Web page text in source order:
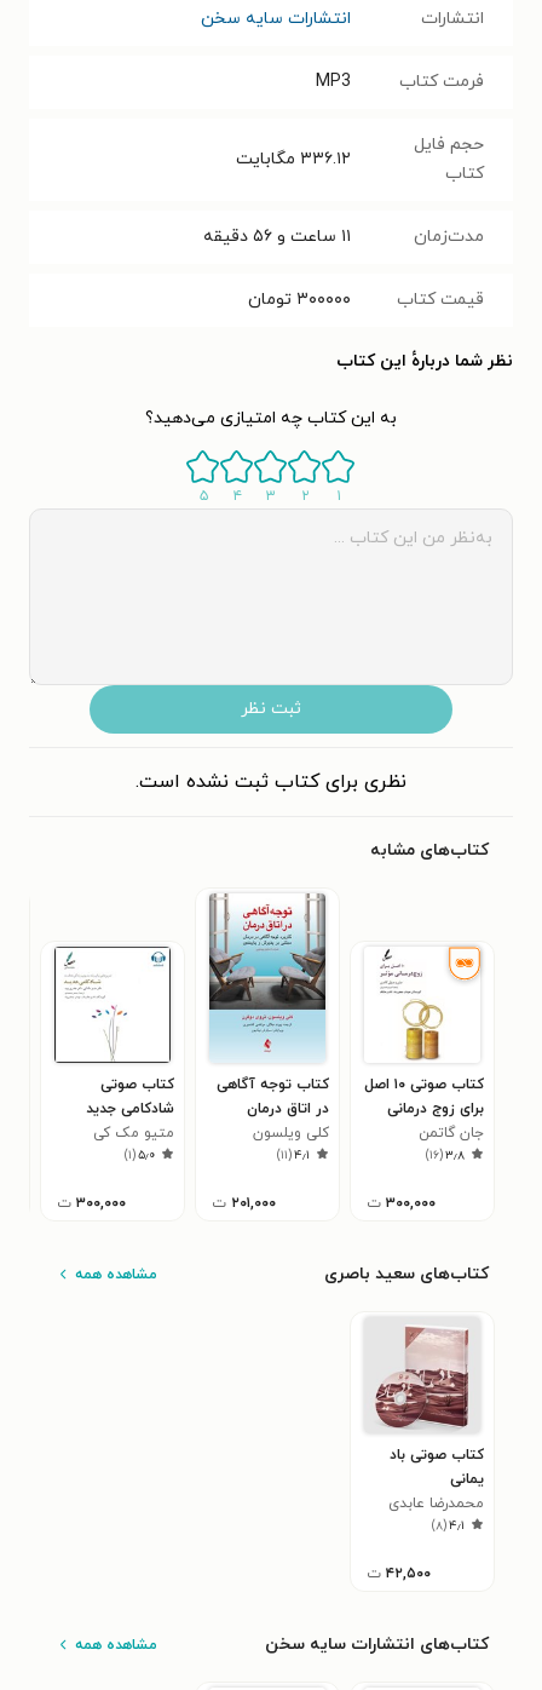
انتشارات انتشارات سایه سخن
فرمت کتاب MP3
حجم فایل
کتاب
۳۳۶.۱۲ مگابایت
مدت‌زمان ۱۱ ساعت و ۵۶ دقیقه
قیمت کتاب ۳۰۰۰۰۰ تومان
نظر شما دربارهٔ این کتاب
به این کتاب چه امتیازی می‌دهید؟
۱ ۲ ۳ ۴ ۵
ثبت نظر
نظری برای کتاب ثبت نشده است.
کتاب‌های مشابه
کتاب صوتی ۱۰ اصل
برای زوج‌ درمانی
موثر
جان گاتمن
۳٫۸(۱۶)
۳۰۰,۰۰۰ ت
کتاب توجه آگاهی
در اتاق درمان
کلی ویلسون
۴٫۱(۱۱)
۲۰۱,۰۰۰ ت
کتاب صوتی
شادکامی جدید
متیو مک کی
۵٫۰(۱)
۳۰۰,۰۰۰ ت
کتاب‌های سعید باصری مشاهده همه
کتاب صوتی باد
یمانی
محمدرضا عابدی
شاهرودی
۴٫۱(۸)
۴۲,۵۰۰ ت
کتاب‌های انتشارات سایه سخن مشاهده همه